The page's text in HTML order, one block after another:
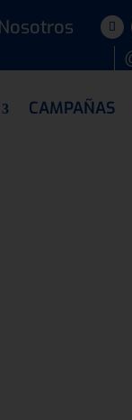
CAMPAÑAS